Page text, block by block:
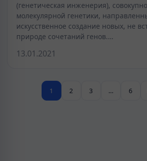
(генетическая инженерия),
молекулярной генетики,
искусственное создание новых, не
природе сочетаний генов.…
13.01.2021
1 2 3 … 6